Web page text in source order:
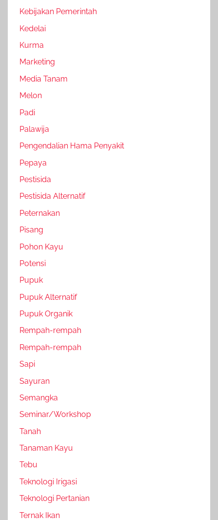
Kebijakan Pemerintah
Kedelai
Kurma
Marketing
Media Tanam
Melon
Padi
Palawija
Pengendalian Hama Penyakit
Pepaya
Pestisida
Pestisida Alternatif
Peternakan
Pisang
Pohon Kayu
Potensi
Pupuk
Pupuk Alternatif
Pupuk Organik
Rempah-rempah
Rempah-rempah
Sapi
Sayuran
Semangka
Seminar/Workshop
Tanah
Tanaman Kayu
Tebu
Teknologi Irigasi
Teknologi Pertanian
Ternak Ikan